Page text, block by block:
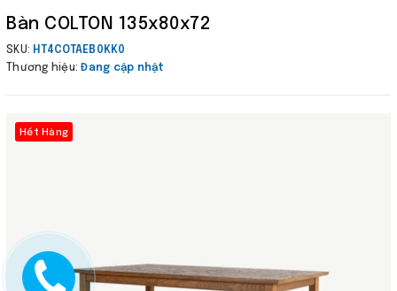
Bàn COLTON 135x80x72
SKU: HT4COTAEB0KK0
Thương hiệu:Đang cập nhật
Hết Hàng